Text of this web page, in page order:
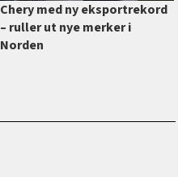
Chery med ny eksportrekord
–⁠ ruller ut nye merker i
Norden